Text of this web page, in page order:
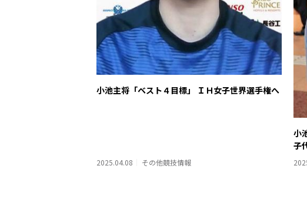
小池主将「ベスト４目標」 ＩＨ女子世界選手権へ
2025.04.08 その他競技情報
小
子